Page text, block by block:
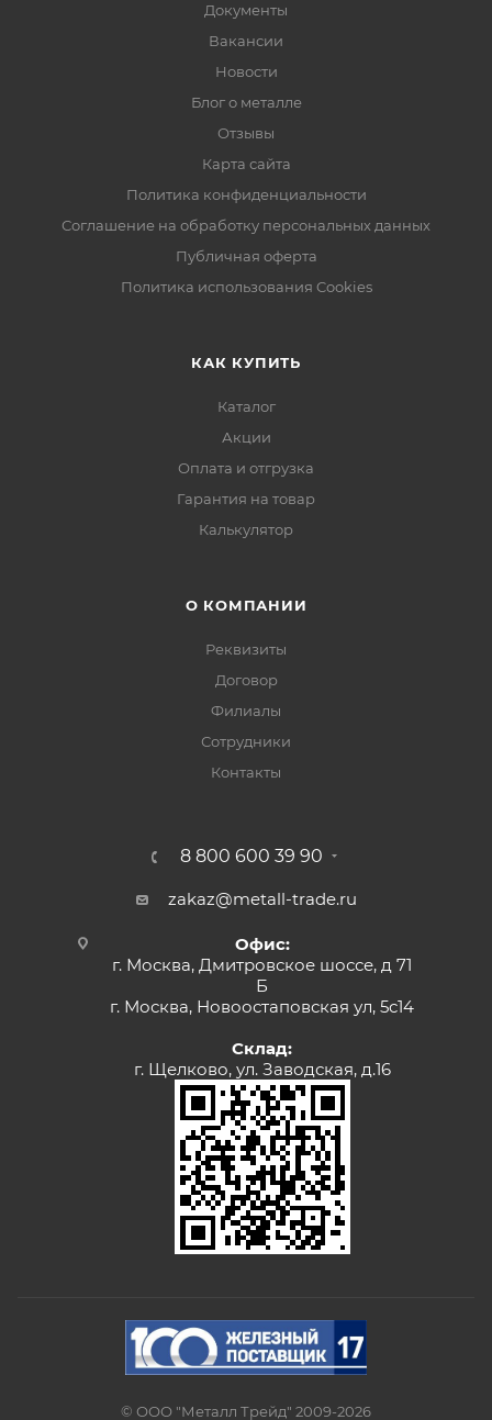
Документы
Вакансии
Новости
Блог о металле
Отзывы
Карта сайта
Политика конфиденциальности
Соглашение на обработку персональных данных
Публичная оферта
Политика использования Cookies
КАК КУПИТЬ
Каталог
Акции
Оплата и отгрузка
Гарантия на товар
Калькулятор
О КОМПАНИИ
Реквизиты
Договор
Филиалы
Сотрудники
Контакты
8 800 600 39 90
zakaz@metall-trade.ru
Офис:
г. Москва, Дмитровское шоссе, д 71
Б
г. Москва, Новоостаповская ул, 5с14
Склад:
г. Щелково, ул. Заводская, д.16
© ООО "Металл Трейд" 2009-2026